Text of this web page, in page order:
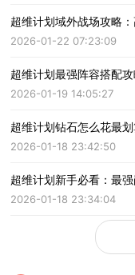
超维计划域外战场攻略
2026-01-22 07:23:09
超维计划最强阵容搭配
2026-01-19 14:05:27
超维计划钻石怎么花最
2026-01-18 23:42:50
超维计划新手必看：最
2026-01-18 23:34:04